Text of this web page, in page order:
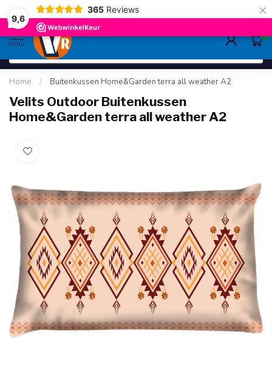
9,6
365 Reviews ×
deskundig adviessinds 1948 ruim
MENU
0
Home / Buitenkussen Home&Garden terra all weather A2
Velits Outdoor Buitenkussen
Home&Garden terra all weather A2